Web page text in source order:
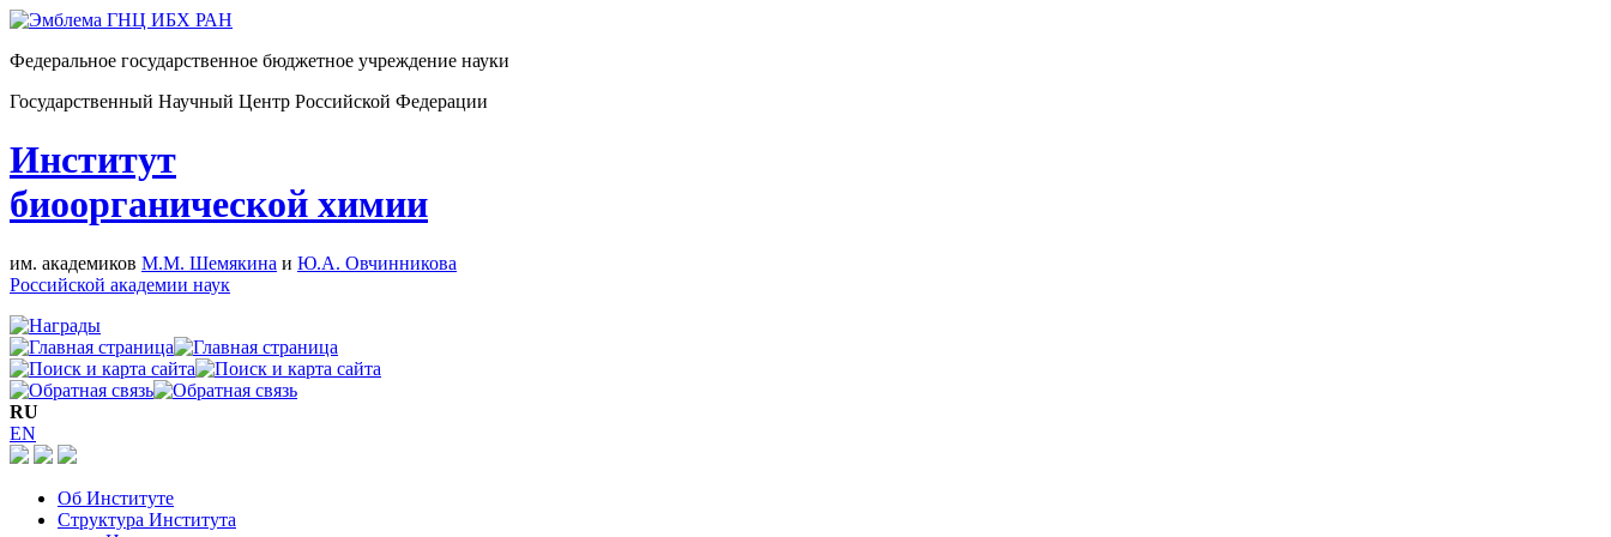
Федеральное государственное бюджетное учреждение науки
Государственный Научный Центр Российской Федерации
Институт
биоорганической химии
им. академиков М.М. Шемякина и Ю.А. Овчинникова
Российской академии наук
RU
EN
Об Институте
Структура Института